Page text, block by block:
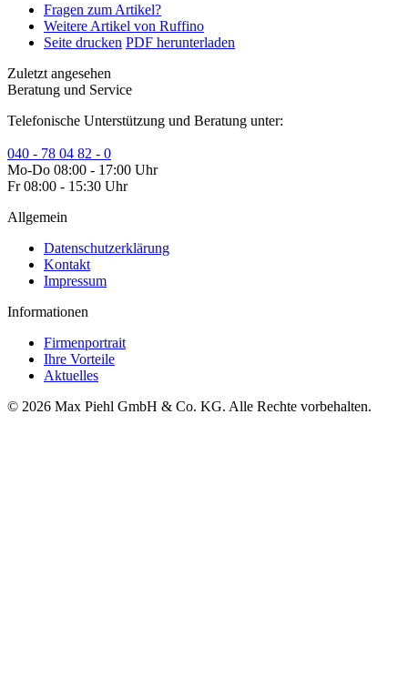
Fragen zum Artikel?
Weitere Artikel von Ruffino
Seite drucken PDF herunterladen
Zuletzt angesehen
Beratung und Service
Telefonische Unterstützung und Beratung unter:
040 - 78 04 82 - 0
Mo-Do 08:00 - 17:00 Uhr
Fr 08:00 - 15:30 Uhr
Allgemein
Datenschutzerklärung
Kontakt
Impressum
Informationen
Firmenportrait
Ihre Vorteile
Aktuelles
© 2026 Max Piehl GmbH & Co. KG. Alle Rechte vorbehalten.